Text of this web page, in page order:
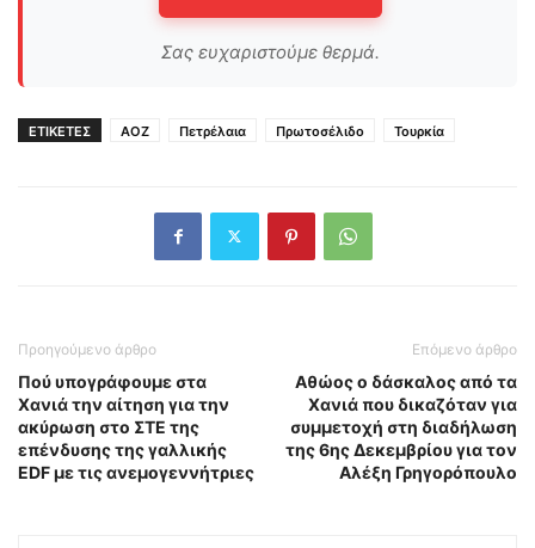
Σας ευχαριστούμε θερμά.
ΕΤΙΚΕΤΕΣ ΑΟΖ Πετρέλαια Πρωτοσέλιδο Τουρκία
Προηγούμενο άρθρο
Πού υπογράφουμε στα
Χανιά την αίτηση για την
ακύρωση στο ΣΤΕ της
επένδυσης της γαλλικής
EDF με τις ανεμογεννήτριες
Επόμενο άρθρο
Αθώος ο δάσκαλος από τα
Χανιά που δικαζόταν για
συμμετοχή στη διαδήλωση
της 6ης Δεκεμβρίου για τον
Αλέξη Γρηγορόπουλο